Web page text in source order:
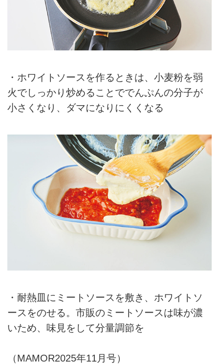
・ホワイトソースを作るときは、小麦粉を弱
火でしっかり炒めることででんぷんの分子が
小さくなり、ダマになりにくくなる
・耐熱皿にミートソースを敷き、ホワイトソ
ースをのせる。市販のミートソースは味が濃
いため、味見をして分量調節を
（MAMOR2025年11月号）